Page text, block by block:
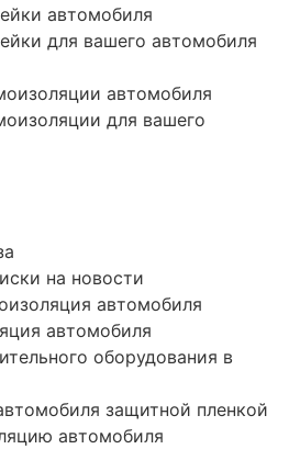
автомобиля
для вашего автомобиля
автомобиля
для вашего
на новости
автомобиля
автомобиля
оборудования в
защитной пленкой
автомобиля